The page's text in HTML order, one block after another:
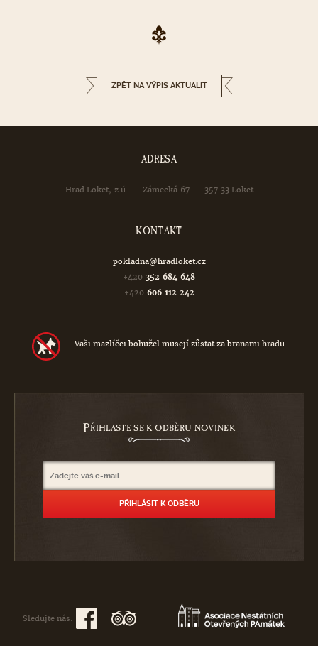
ZPĚT NA VÝPIS AKTUALIT
ADRESA
Hrad Loket, z.ú. — Zámecká 67 — 357 33 Loket
KONTAKT
pokladna@hradloket.cz
+420 352 684 648
+420 606 112 242
Vaši mazlíčci bohužel musejí zůstat za branami hradu.
PŘIHLASTE SE K ODBĚRU NOVINEK
Sledujte nás: